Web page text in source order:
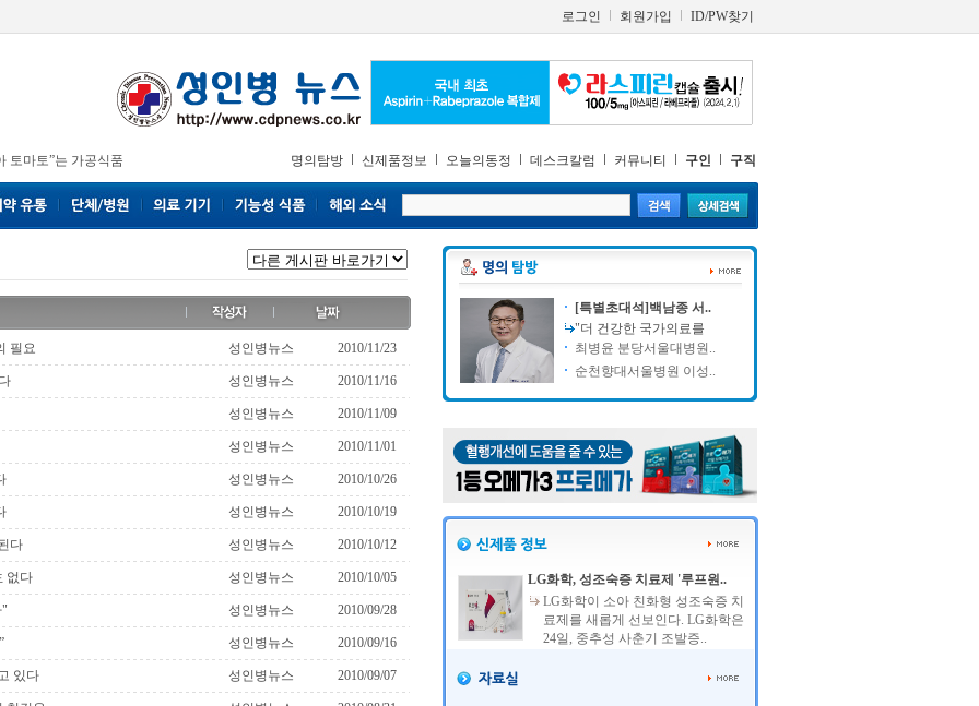
로그인 회원가입 ID/PW찾기
토마토”는 가공식품 명의탐방 신제품정보 오늘의동정 데스크칼럼 커뮤니티 구인 구직
필요 성인병뉴스 2010/11/23
성인병뉴스 2010/11/16
성인병뉴스 2010/11/09
성인병뉴스 2010/11/01
성인병뉴스 2010/10/26
성인병뉴스 2010/10/19
다 성인병뉴스 2010/10/12
없다 성인병뉴스 2010/10/05
성인병뉴스 2010/09/28
성인병뉴스 2010/09/16
있다 성인병뉴스 2010/09/07
[특별초대석]백남종 서..
"더 건강한 국가의료를
최병윤 분당서울대병원..
순천향대서울병원 이성..
LG화학, 성조숙증 치료제 '루프원..
LG화학이 소아 친화형 성조숙증 치
료제를 새롭게 선보인다. LG화학은
24일, 중추성 사춘기 조발증..